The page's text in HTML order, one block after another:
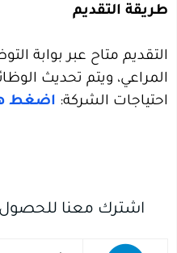
طريقة التقديم
التقديم متاح عبر بوابة
المراعي، ويتم تحديث
احتياجات الشركة: اضغط
اشترك معنا للحصول